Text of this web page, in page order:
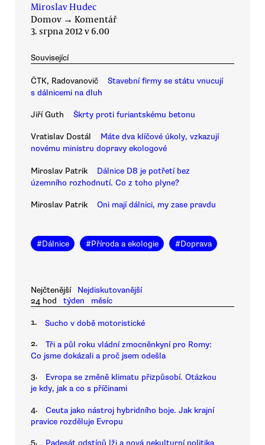
Miroslav Hudec
Domov → Komentář
3. srpna 2012 v 6.00
Související
ČTK, Radovanovič
Stavební firmy se státu vnucují
s dálnicemi na dluh
Jiří Guth Škrty proti furiantskému betonu
Vratislav Dostál
Máte dva klíčové úkoly, vzkazují
novému ministru dopravy ekologové
Miroslav Patrik
Dálnice D8 je potřetí bez
územního rozhodnutí. Co z toho plyne?
Miroslav Patrik Oni mají dálnici, my zase pravdu
#Dálnice #Příroda a ekologie #Doprava
Nejčtenější
Nejdiskutovanější
24 hod
týden měsíc
1. Sucho v době motoristické
2.
Tři a půl roku vládní zmocněnkyní pro Romy:
Co jsme dokázali a proč jsem odešla
3.
Evropa se změně klimatu přizpůsobí. Otázkou
je kdy, jak a co s příčinami
4.
Ceuta jako nástroj hybridního boje. Jak krajní
pravice rozděluje Evropu
5. Padesát odstínů lži a nová nekulturní politika